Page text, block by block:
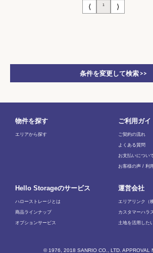
⟨ 1 ⟩
条件を変更して検索 >>
物件を探す
エリアから探す
ご利用ガイ
ご契約の流れ
よくある質問
お支払いについ
お客様の声 / 利
Hello Storageのサービス
ハローストレージとは
商品ラインナップ
オプションサービス
運営会社
エリアリンク（
カスタマーハラ
土地を活用した
© 1976, 2018 SANRIO CO., LTD. APPROVAL